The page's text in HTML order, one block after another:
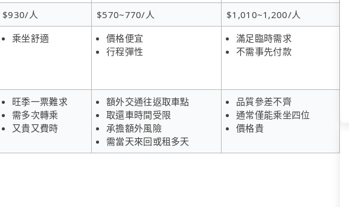
$930/人 $570~770/人
$1,010~1,200/人
乘坐舒適
價格便宜
行程彈性
滿足臨時需求
不需事先付款
旺季一票難求
需多次轉乘
又貴又費時
額外交通往返取車點
取還車時間受限
承擔額外風險
需當天來回或租多天
品質參差不齊
通常僅能乘坐四位
價格貴